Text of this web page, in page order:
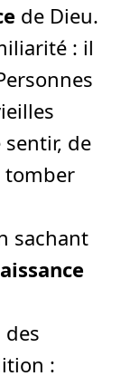
de Dieu.
: il
sentir, de
tomber
sachant
: